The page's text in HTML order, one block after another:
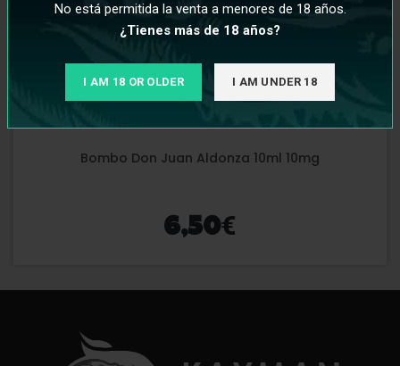
No está permitida la venta a menores de 18 años.
¿Tienes más de 18 años?
I AM 18 OR OLDER I AM UNDER 18
Bombo Don Juan Aldonza 10ml 10mg
6,50€